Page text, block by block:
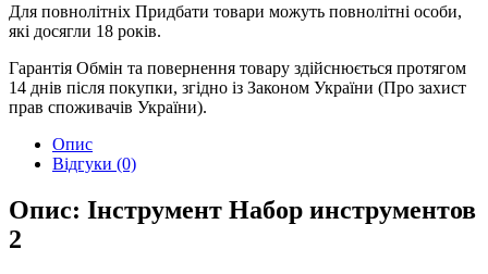
Для повнолітніх Придбати товари можуть повнолітні особи,
які досягли 18 років.
Гарантія Обмін та повернення товару здійснюється протягом
14 днів після покупки, згідно із Законом України (Про захист
прав споживачів України).
Опис
Відгуки (0)
Опис: Інструмент Набор инструментов
2